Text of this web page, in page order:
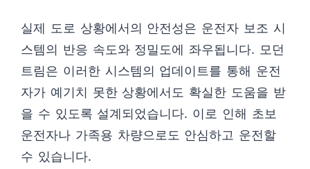
실제 도로 상황에서의 안전성은 운전자 보조 시
스템의 반응 속도와 정밀도에 좌우됩니다. 모던
트림은 이러한 시스템의 업데이트를 통해 운전
자가 예기치 못한 상황에서도 확실한 도움을 받
을 수 있도록 설계되었습니다. 이로 인해 초보
운전자나 가족용 차량으로도 안심하고 운전할
수 있습니다.